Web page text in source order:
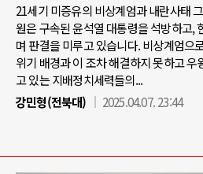
21세기 미증유의 비상계엄과 내란사태
원은 구속된 윤석열 대통령을 석방하고,
며 판결을 미루고 있습니다. 비상계엄으
위기 배경과 이 조차 해결하지 못하고
고 있는 지배정치세력들의...
강민형(전북대)
2025.04.07. 23:44